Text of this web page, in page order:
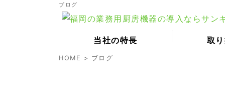
ブログ
当社の特長 取
HOME > ブログ